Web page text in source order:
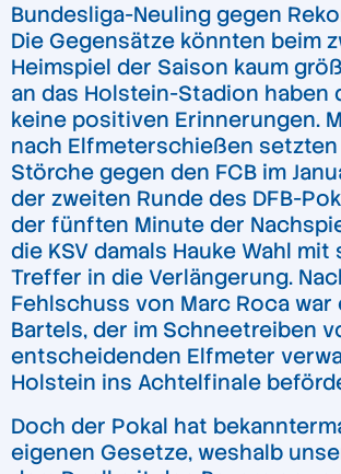
Bundesliga-Neuling gegen
Die Gegensätze könnten beim
Heimspiel der Saison kaum
an das Holstein-Stadion haben
keine positiven Erinnerungen.
nach Elfmeterschießen
Störche gegen den FCB im
der zweiten Runde des DFB-
der fünften Minute der
die KSV damals Hauke Wahl mit
Treffer in die Verlängerung.
Fehlschuss von Marc Roca war
Bartels, der im Schneetreiben
entscheidenden Elfmeter
Holstein ins Achtelfinale
Doch der Pokal hat
eigenen Gesetze, weshalb